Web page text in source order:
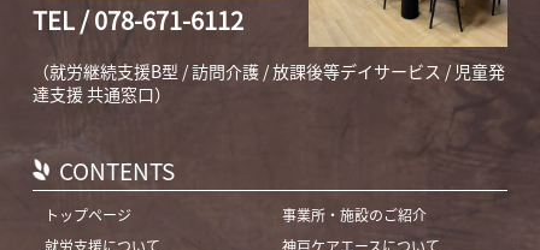
TEL / 078-671-6112
（就労継続支援B型 / 訪問介護 / 放課後等デイサービス / 児童発
達支援 共通窓口）
CONTENTS
トップページ
事業所・施設のご紹介